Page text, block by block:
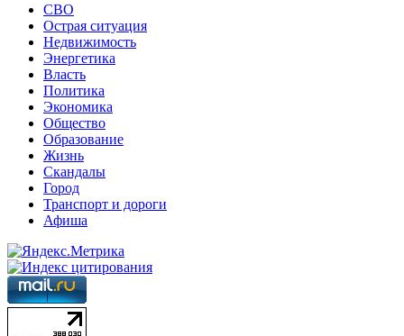
СВО
Острая ситуация
Недвижимость
Энергетика
Власть
Политика
Экономика
Общество
Образование
Жизнь
Скандалы
Город
Транспорт и дороги
Афиша